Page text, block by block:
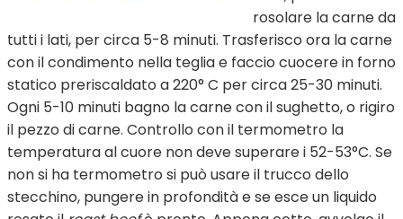
rosolare la carne da
tutti i lati, per circa 5-8 minuti. Trasferisco ora la carne
con il condimento nella teglia e faccio cuocere in forno
statico preriscaldato a 220° C per circa 25-30 minuti.
Ogni 5-10 minuti bagno la carne con il sughetto, o rigiro
il pezzo di carne. Controllo con il termometro la
temperatura al cuore non deve superare i 52-53°C. Se
non si ha termometro si può usare il trucco dello
stecchino, pungere in profondità e se esce un liquido